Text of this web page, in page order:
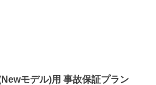
モデル)用 事故保証プラン